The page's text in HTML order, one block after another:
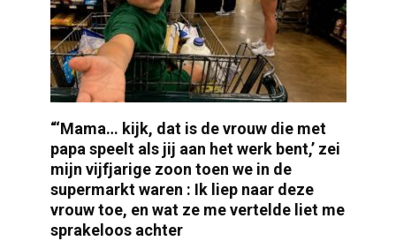
“‘Mama… kijk, dat is de vrouw die met
papa speelt als jij aan het werk bent,’ zei
mijn vijfjarige zoon toen we in de
supermarkt waren : Ik liep naar deze
vrouw toe, en wat ze me vertelde liet me
sprakeloos achter